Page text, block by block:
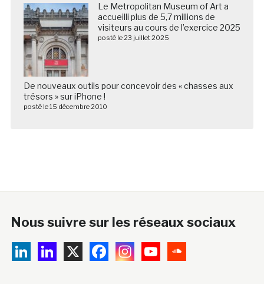
Le Metropolitan Museum of Art a
accueilli plus de 5,7 millions de
visiteurs au cours de l’exercice 2025
posté le 23 juillet 2025
De nouveaux outils pour concevoir des « chasses aux
trésors » sur iPhone !
posté le 15 décembre 2010
Nous suivre sur les réseaux sociaux